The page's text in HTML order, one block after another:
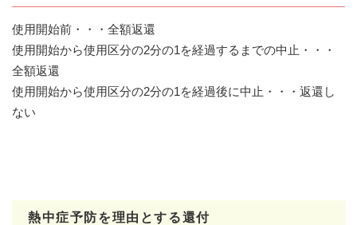
使用開始前・・・全額返還
使用開始から使用区分の2分の1を経過するまでの中止・・・
全額返還
使用開始から使用区分の2分の1を経過後に中止・・・返還し
ない
熱中症予防を理由とする還付